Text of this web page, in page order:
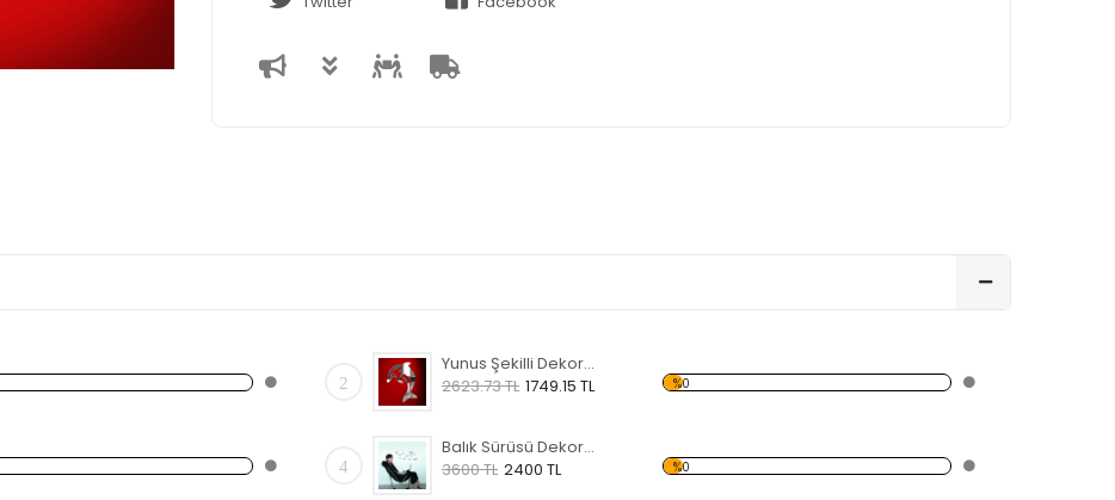
2
Yunus Şekilli Dekoratif Kırılmaz Ayna
2623.73 TL 1749.15 TL %0
4
Balık Sürüsü Dekoratif Kırılmaz Ayna
3600 TL 2400 TL %0